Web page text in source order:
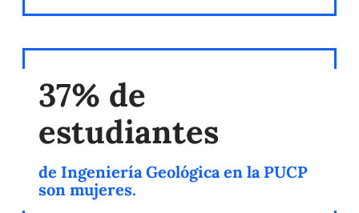
37% de
estudiantes
de Ingeniería Geológica en la PUCP
son mujeres.